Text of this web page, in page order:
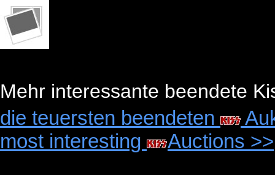
Mehr interessante beendete
die teuersten beendeten
most interesting
Auctions >>